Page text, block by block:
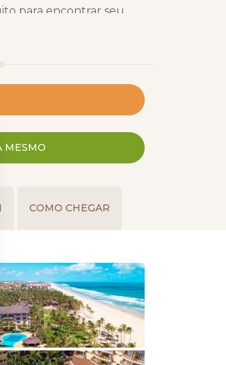
para encontrar seu
beira-mar
espreguiçadeiras,
elaborados com
o movimento das
a família, amigos ou
espaços de lazer:
restaurante,
agradar quem não
nas férias, conta
um time de
promovem atividades
inclusive crianças. E os
MESMO
COMO CHEGAR